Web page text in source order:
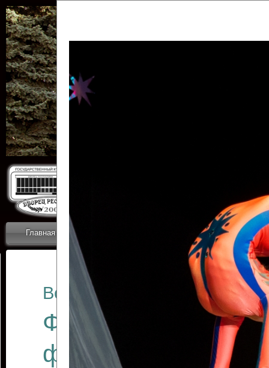
Главная Новости
ОТЧЕТЫ ГКЦ
Все отчеты
Финал
фестиваля